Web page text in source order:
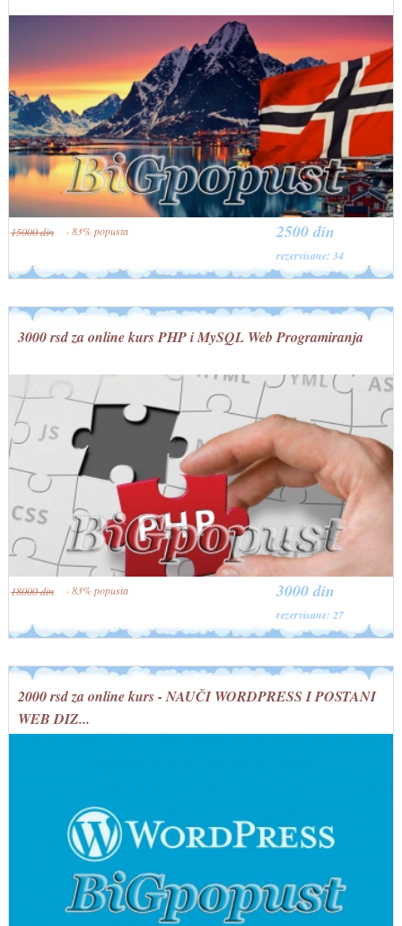
2500 din
rezervisane: 34
15000 din · 83% popusta
3000 rsd za online kurs PHP i MySQL Web Programiranja
3000 din
rezervisane: 27
18000 din · 83% popusta
2000 rsd za online kurs - NAUČI WORDPRESS I POSTANI
WEB DIZ...